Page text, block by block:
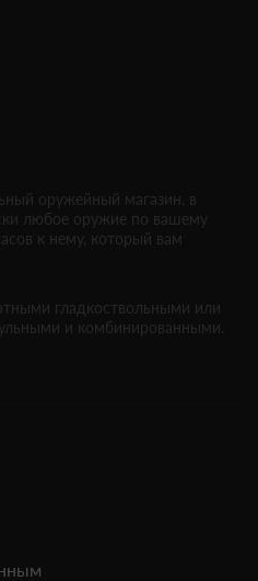
оружейный магазин, в
любое оружие по вашему
к нему, который вам
гладкоствольными или
и комбинированными.